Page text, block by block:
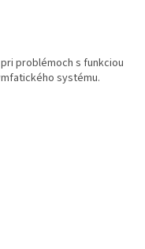
problémoch s funkciou
systému.